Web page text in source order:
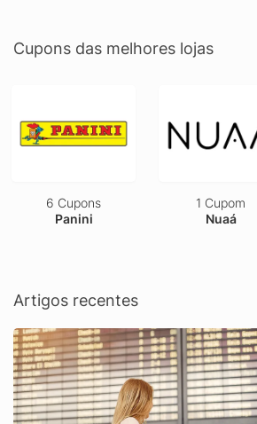
Cupons das melhores lojas
6 Cupons
Panini
1 Cupom
Nuaá
Artigos recentes